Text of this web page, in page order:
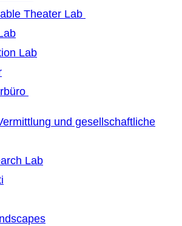
Theater Lab
Lab
und gesellschaftliche
Lab